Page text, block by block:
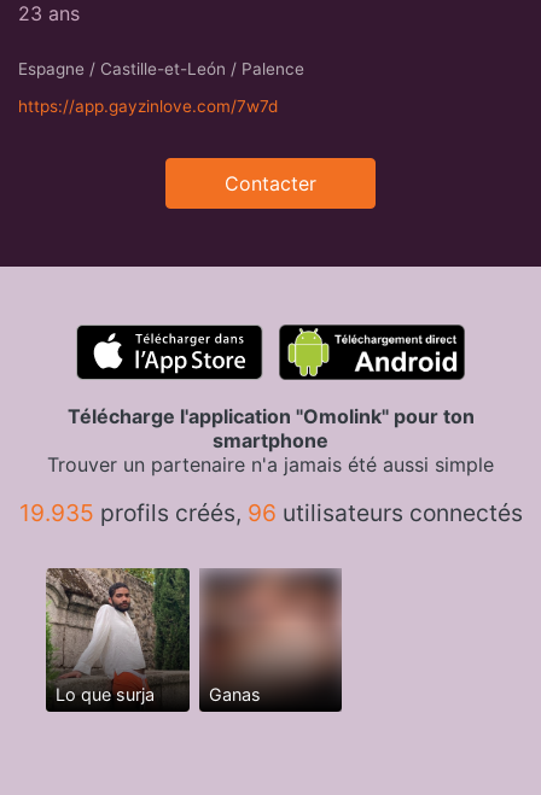
23 ans
Espagne / Castille-et-León / Palence
https://app.gayzinlove.com/7w7d
Contacter
Télécharge l'application "Omolink" pour ton
smartphone
Trouver un partenaire n'a jamais été aussi simple
19.935 profils créés, 96 utilisateurs connectés
Lo que surja Ganas